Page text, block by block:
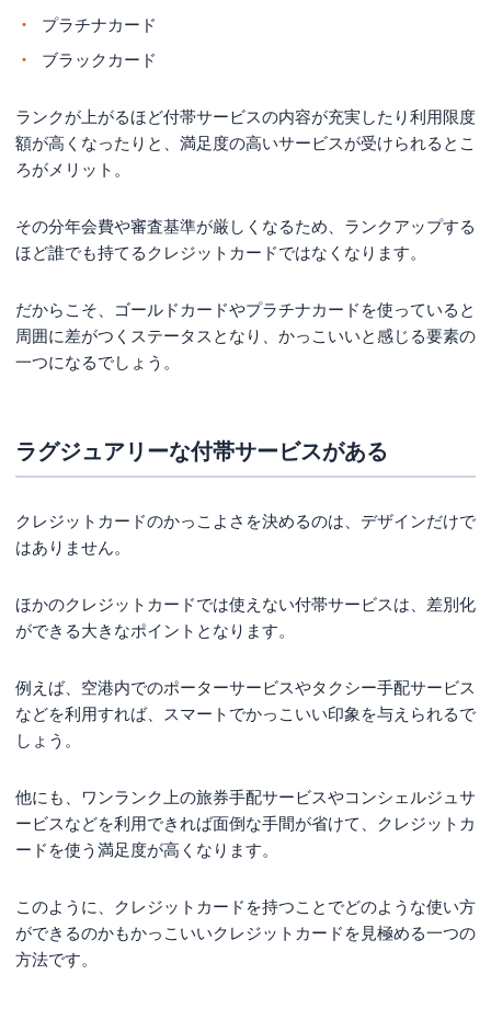
プラチナカード
ブラックカード
ランクが上がるほど付帯サービスの内容が充実したり利用限度
額が高くなったりと、満足度の高いサービスが受けられるとこ
ろがメリット。
その分年会費や審査基準が厳しくなるため、ランクアップする
ほど誰でも持てるクレジットカードではなくなります。
だからこそ、ゴールドカードやプラチナカードを使っていると
周囲に差がつくステータスとなり、かっこいいと感じる要素の
一つになるでしょう。
ラグジュアリーな付帯サービスがある
クレジットカードのかっこよさを決めるのは、デザインだけで
はありません。
ほかのクレジットカードでは使えない付帯サービスは、差別化
ができる大きなポイントとなります。
例えば、空港内でのポーターサービスやタクシー手配サービス
などを利用すれば、スマートでかっこいい印象を与えられるで
しょう。
他にも、ワンランク上の旅券手配サービスやコンシェルジュサ
ービスなどを利用できれば面倒な手間が省けて、クレジットカ
ードを使う満足度が高くなります。
このように、クレジットカードを持つことでどのような使い方
ができるのかもかっこいいクレジットカードを見極める一つの
方法です。